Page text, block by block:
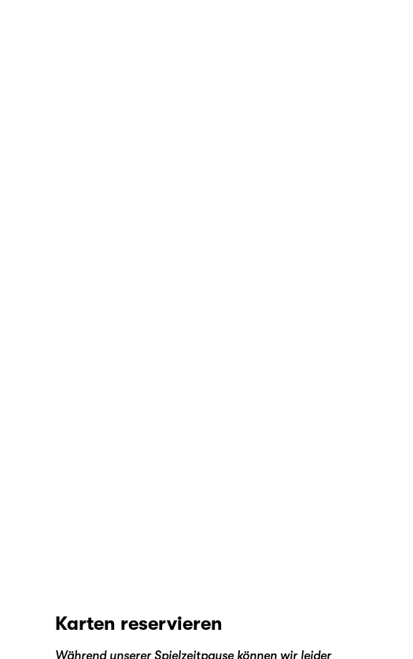
Karten reservieren
Während unserer Spielzeitpause können wir leider